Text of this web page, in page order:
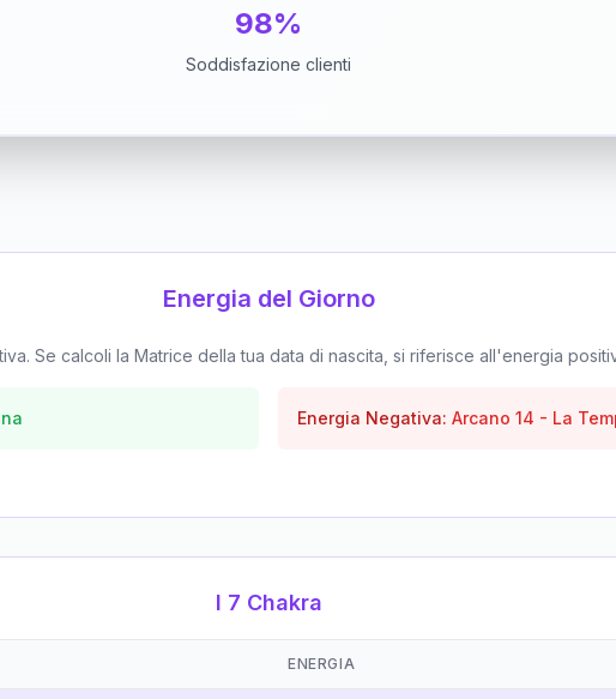
98%
Soddisfazione clienti
Energia del Giorno
Se calcoli la Matrice della tua data di nascita, si riferisce all'energia
Energia Negativa: Arcano 14 - La
I 7 Chakra
ENERGIA